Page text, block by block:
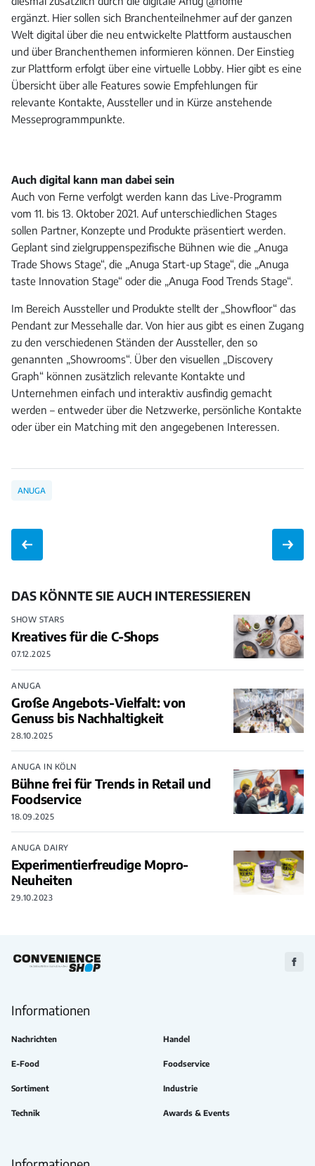
ergänzt. Hier sollen sich Branchenteilnehmer auf der ganzen
Welt digital über die neu entwickelte Plattform austauschen
und über Branchenthemen informieren können. Der Einstieg
zur Plattform erfolgt über eine virtuelle Lobby. Hier gibt es eine
Übersicht über alle Features sowie Empfehlungen für
relevante Kontakte, Aussteller und in Kürze anstehende
Messeprogrammpunkte.
Auch digital kann man dabei sein
Auch von Ferne verfolgt werden kann das Live-Programm
vom 11. bis 13. Oktober 2021. Auf unterschiedlichen Stages
sollen Partner, Konzepte und Produkte präsentiert werden.
Geplant sind zielgruppenspezifische Bühnen wie die „Anuga
Trade Shows Stage“, die „Anuga Start-up Stage“, die „Anuga
taste Innovation Stage“ oder die „Anuga Food Trends Stage“.
Im Bereich Aussteller und Produkte stellt der „Showfloor“ das
Pendant zur Messehalle dar. Von hier aus gibt es einen Zugang
zu den verschiedenen Ständen der Aussteller, den so
genannten „Showrooms“. Über den visuellen „Discovery
Graph“ können zusätzlich relevante Kontakte und
Unternehmen einfach und interaktiv ausfindig gemacht
werden – entweder über die Netzwerke, persönliche Kontakte
oder über ein Matching mit den angegebenen Interessen.
ANUGA
DAS KÖNNTE SIE AUCH INTERESSIEREN
SHOW STARS
Kreatives für die C-Shops
07.12.2025
ANUGA
Große Angebots-Vielfalt: von
Genuss bis Nachhaltigkeit
28.10.2025
ANUGA IN KÖLN
Bühne frei für Trends in Retail und
Foodservice
18.09.2025
ANUGA DAIRY
Experimentierfreudige Mopro-
Neuheiten
29.10.2023
Zu
Informationen
Nachrichten Handel
E-Food Foodservice
Sortiment Industrie
Technik Awards & Events